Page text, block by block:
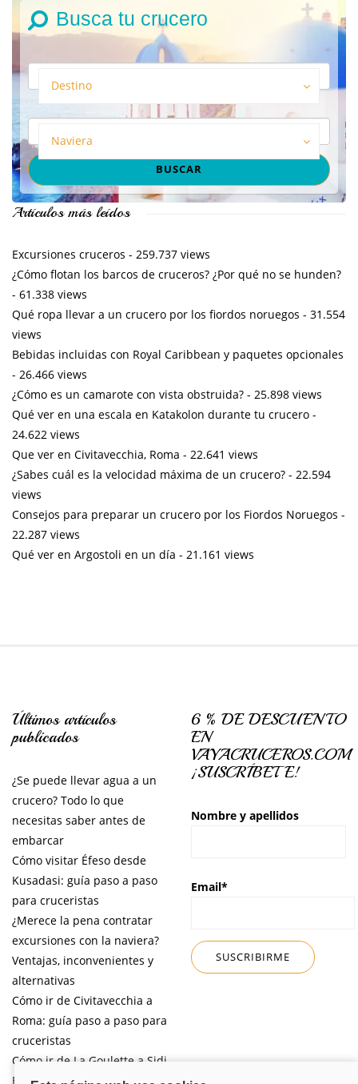
Busca tu crucero
Destino
Naviera
Artículos más leídos
Excursiones cruceros - 259.737 views
¿Cómo flotan los barcos de cruceros? ¿Por qué no se hunden?
- 61.338 views
Qué ropa llevar a un crucero por los fiordos noruegos - 31.554
views
Bebidas incluidas con Royal Caribbean y paquetes opcionales
- 26.466 views
¿Cómo es un camarote con vista obstruida? - 25.898 views
Qué ver en una escala en Katakolon durante tu crucero -
24.622 views
Que ver en Civitavecchia, Roma - 22.641 views
¿Sabes cuál es la velocidad máxima de un crucero? - 22.594
views
Consejos para preparar un crucero por los Fiordos Noruegos -
22.287 views
Qué ver en Argostoli en un día - 21.161 views
Últimos artículos
publicados
¿Se puede llevar agua a un
crucero? Todo lo que
necesitas saber antes de
embarcar
Cómo visitar Éfeso desde
Kusadasi: guía paso a paso
para cruceristas
¿Merece la pena contratar
excursiones con la naviera?
Ventajas, inconvenientes y
alternativas
Cómo ir de Civitavecchia a
Roma: guía paso a paso para
cruceristas
Cómo ir de La Goulette a Sidi
Bou Said por libre desde tu
6 % DE DESCUENTO
EN
VAYACRUCEROS.COM
¡SUSCRÍBETE!
Nombre y apellidos
Email*